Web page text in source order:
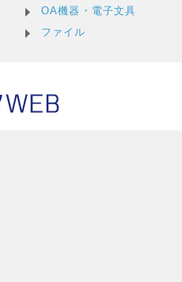
OA機器・電子文具
ファイル